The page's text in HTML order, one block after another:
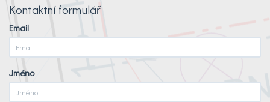
Kontaktní formulář
Email
Jméno